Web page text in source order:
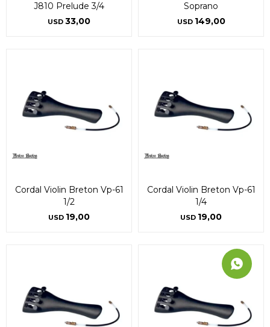
J810 Prelude 3/4
USD 33,00
Soprano
USD 149,00
Cordal Violin Breton Vp-61
1/2
USD 19,00
Cordal Violin Breton Vp-61
1/4
USD 19,00